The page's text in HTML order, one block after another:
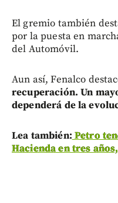
El gremio también
por la puesta en
del Automóvil.
Aun así, Fenalco
recuperación. Un
dependerá de la
Lea también: Petro
Hacienda en tres